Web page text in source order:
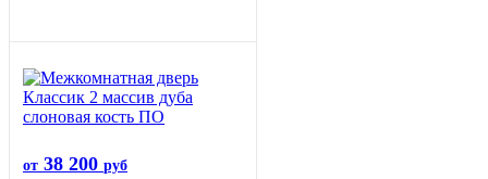
от 38 200 руб